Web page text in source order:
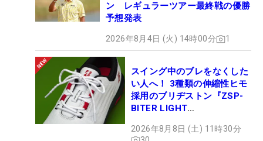
ン レギュラーツアー最終戦の優勝
予想発表
2026年8月4日 (火) 14時00分 1
スイング中のブレをなくした
い人へ！ 3種類の伸縮性ヒモ
採用のブリヂストン『ZSP-
BITER LIGHT
ュー
2026年8月8日 (土) 11時30分